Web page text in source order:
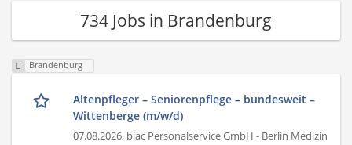
734 Jobs in Brandenburg
Brandenburg
Altenpfleger – Seniorenpflege – bundesweit –
Wittenberge (m/w/d)
07.08.2026, biac Personalservice GmbH - Berlin Medizin